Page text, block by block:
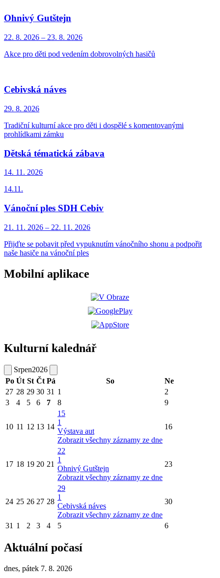
Ohnivý Gutštejn
22. 8. 2026 – 23. 8. 2026
Akce pro děti pod vedením dobrovolných hasičů
Cebivská náves
29. 8. 2026
Tradiční kulturní akce pro děti i dospělé s komentovanými
prohlídkami zámku
Dětská tématická zábava
14. 11. 2026
14.11.
Vánoční ples SDH Cebiv
21. 11. 2026 – 22. 11. 2026
Přijďte se pobavit před vypuknutím vánočního shonu a podpořit
naše hasiče na vánoční ples
Mobilní aplikace
Kulturní kalednář
Srpen2026
Po Út St Čt Pá So
Ne
27 28 29 30 31 1
2
3
4 5 6 7 8 9
10 11 12 13 14
15
1
Výstava aut
Zobrazit všechny záznamy ze dne
16
17 18 19 20 21
22
1
Ohnivý Gutštejn
Zobrazit všechny záznamy ze dne
23
24 25 26 27 28
29
1
Cebivská náves
Zobrazit všechny záznamy ze dne
30
31 1 2 3 4 5 6
Aktuální počasí
dnes, pátek 7. 8. 2026